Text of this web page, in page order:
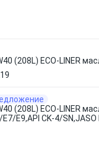
(208L) ECO-LINER
(208L) ECO-LINER
E9,API CK-4/SN,JASO